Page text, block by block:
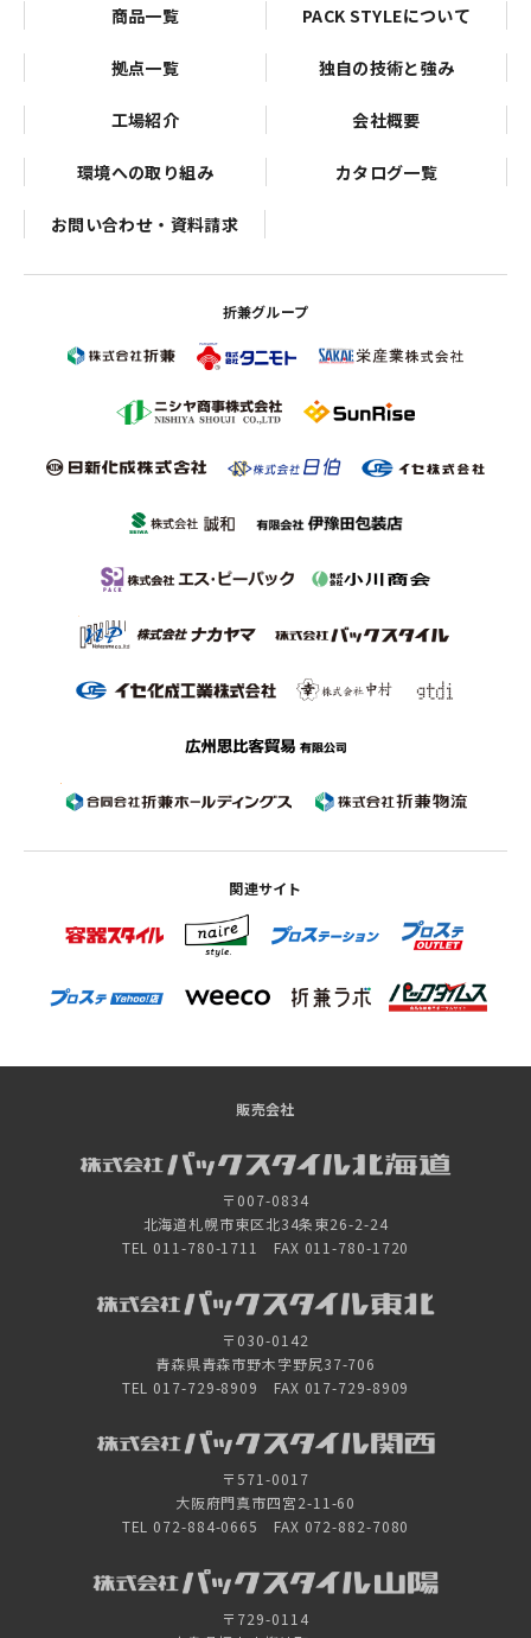
商品一覧 PACK STYLEについて
拠点一覧 独自の技術と強み
工場紹介 会社概要
環境への取り組み カタログ一覧
お問い合わせ・資料請求
折兼グループ
関連サイト
販売会社
〒007-0834
北海道札幌市東区北34条東26-2-24
TEL 011-780-1711 FAX 011-780-1720
〒030-0142
青森県青森市野木字野尻37-706
TEL 017-729-8909 FAX 017-729-8909
〒571-0017
大阪府門真市四宮2-11-60
TEL 072-884-0665 FAX 072-882-7080
〒729-0114